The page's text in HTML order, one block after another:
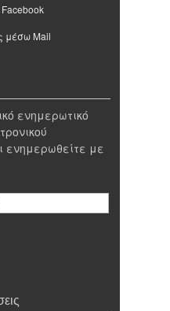
μέσω Mail
ενημερωτικό
ενημερωθείτε με